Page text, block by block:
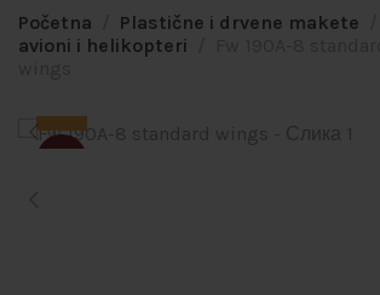
potrebna pomoć oko odabira.
Početna Plastične i drvene makete
avioni i helikopteri